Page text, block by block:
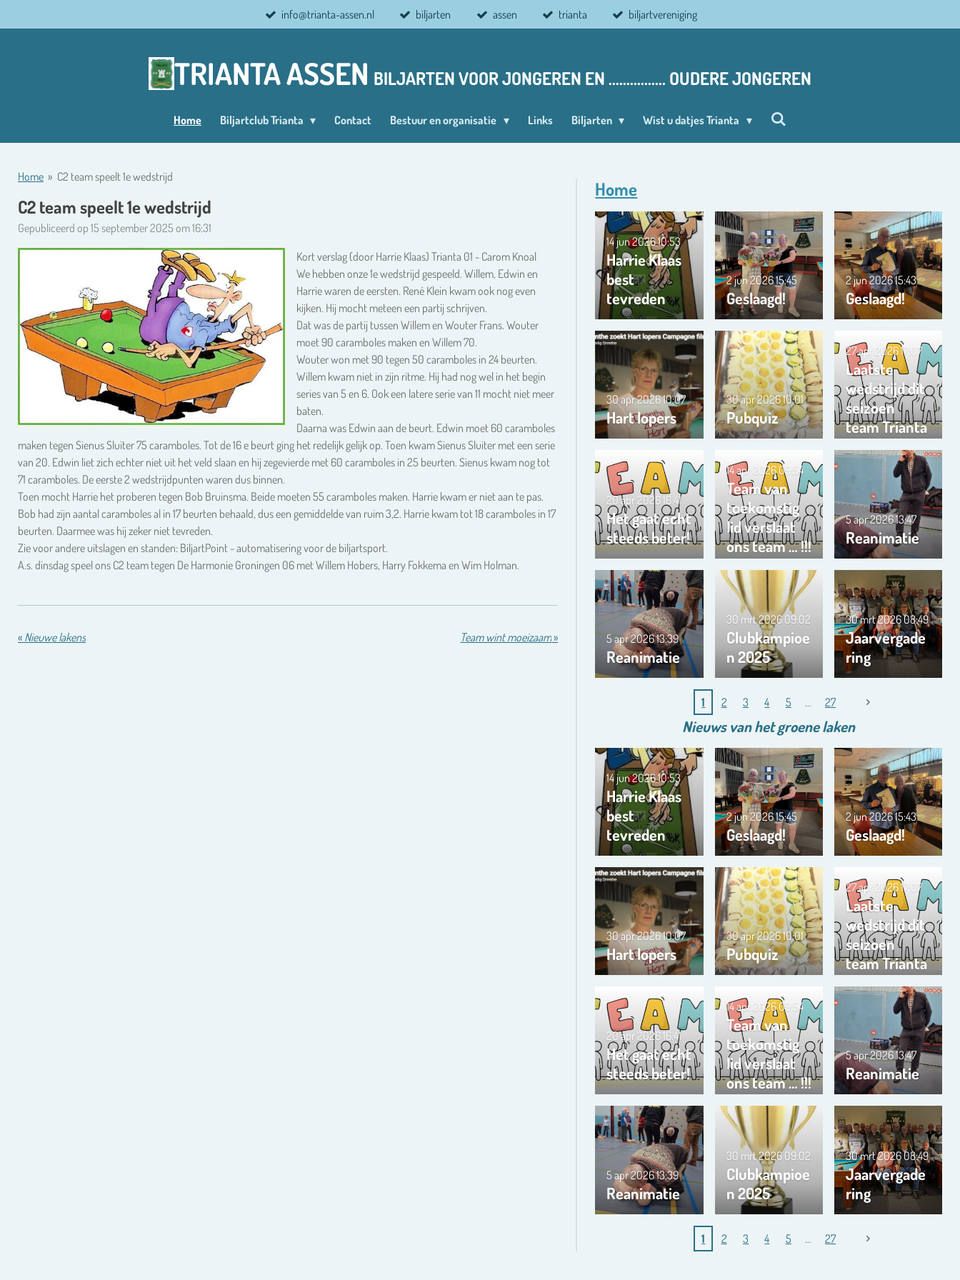
direct
info@trianta-assen.nl biljarten assen trianta biljartvereniging
TRIANTA ASSEN BILJARTEN VOOR JONGEREN EN ................ OUDERE JONGEREN
Home Biljartclub Trianta Contact Bestuur en organisatie Links Biljarten Wist u datjes Trianta
Home » C2 team speelt 1e wedstrijd
C2 team speelt 1e wedstrijd
Gepubliceerd op 15 september 2025 om 16:31
Kort verslag (door Harrie Klaas) Trianta 01 - Carom Knoal
We hebben onze 1e wedstrijd gespeeld. Willem, Edwin en
Harrie waren de eersten. René Klein kwam ook nog even
kijken. Hij mocht meteen een partij schrijven.
Dat was de partij tussen Willem en Wouter Frans. Wouter
moet 90 caramboles maken en Willem 70.
Wouter won met 90 tegen 50 caramboles in 24 beurten.
Willem kwam niet in zijn ritme. Hij had nog wel in het begin
series van 5 en 6. Ook een latere serie van 11 mocht niet meer
baten.
Daarna was Edwin aan de beurt. Edwin moet 60 caramboles
maken tegen Sienus Sluiter 75 caramboles. Tot de 16 e beurt ging het redelijk gelijk op. Toen kwam Sienus Sluiter met een serie
van 20. Edwin liet zich echter niet uit het veld slaan en hij zegevierde met 60 caramboles in 25 beurten. Sienus kwam nog tot
71 caramboles. De eerste 2 wedstrijdpunten waren dus binnen.
Toen mocht Harrie het proberen tegen Bob Bruinsma. Beide moeten 55 caramboles maken. Harrie kwam er niet aan te pas.
Bob had zijn aantal caramboles al in 17 beurten behaald, dus een gemiddelde van ruim 3,2. Harrie kwam tot 18 caramboles in 17
beurten. Daarmee was hij zeker niet tevreden.
Zie voor andere uitslagen en standen: BiljartPoint - automatisering voor de biljartsport.
A.s. dinsdag speel ons C2 team tegen De Harmonie Groningen 06 met Willem Hobers, Harry Fokkema en Wim Holman.
« Nieuwe lakens Team wint moeizaam»
Home
Harrie Klaas
best
tevreden
14 jun 202610:53
Geslaagd!
2 jun 202615:45
Geslaagd!
2 jun 202615:43
Hart lopers
30 apr 202610:07
Pubquiz
30 apr 202610:01
Laatste
wedstrijd dit
seizoen
team Trianta
01
27 apr 202617:07
Het gaat echt
steeds beter!
20 apr 202616:41
Team van
toekomstig
lid verslaat
ons team … !!!
14 apr 2026 09:54
Reanimatie
5 apr 202613:47
Reanimatie
5 apr 202613:39
Clubkampioe
n 2025
30 mrt 2026 09:02
Jaarvergade
ring
30 mrt 202608:49
1 2 3 4 5 27
Nieuws van hetgroenelaken
Harrie Klaas
best
tevreden
14 jun 202610:53
Geslaagd!
2 jun 202615:45
Geslaagd!
2 jun 202615:43
Hart lopers
30 apr 202610:07
Pubquiz
30 apr 202610:01
Laatste
wedstrijd dit
seizoen
team Trianta
01
27 apr 202617:07
Het gaat echt
steeds beter!
20 apr 202616:41
Team van
toekomstig
lid verslaat
ons team … !!!
14 apr 2026 09:54
Reanimatie
5 apr 202613:47
Reanimatie
5 apr 202613:39
Clubkampioe
n 2025
30 mrt 2026 09:02
Jaarvergade
ring
30 mrt 202608:49
1 2 3 4 5 27